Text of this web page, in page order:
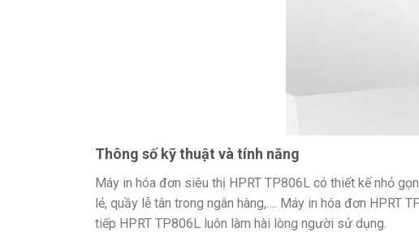
Thông số kỹ thuật và tính năng
Máy in hóa đơn siêu thị HPRT TP806L có thiết kế nhỏ
lẻ, quầy lễ tân trong ngân hàng,…. Máy in hóa đơn HPRT
tiếp HPRT TP806L luôn làm hài lòng người sử dụng.